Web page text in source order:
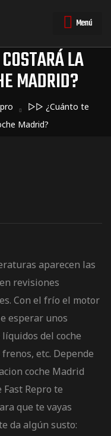
Menú
LA
MADRID?
▷▷ ¿Cuánto te
Madrid?
aparecen las
revisiones
Con el frío el motor
esperar unos
del coche
etc. Depende
coche Madrid
Fast Repro te
que te vayas
da algún susto: